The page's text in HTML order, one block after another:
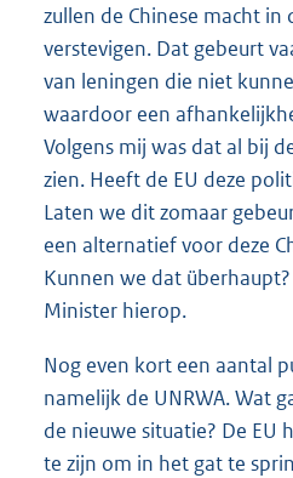
zullen de Chinese macht in
verstevigen. Dat gebeurt
van leningen die niet
waardoor een
Volgens mij was dat al bij
zien. Heeft de EU deze
Laten we dit zomaar
een alternatief voor deze
Kunnen we dat
Minister hierop.
Nog even kort een aantal
namelijk de UNRWA. Wat
de nieuwe situatie? De EU
te zijn om in het gat te